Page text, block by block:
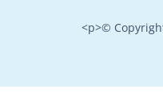
<p>©